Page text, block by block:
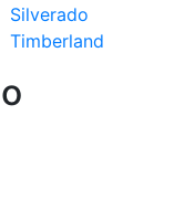
Silverado
Timberland